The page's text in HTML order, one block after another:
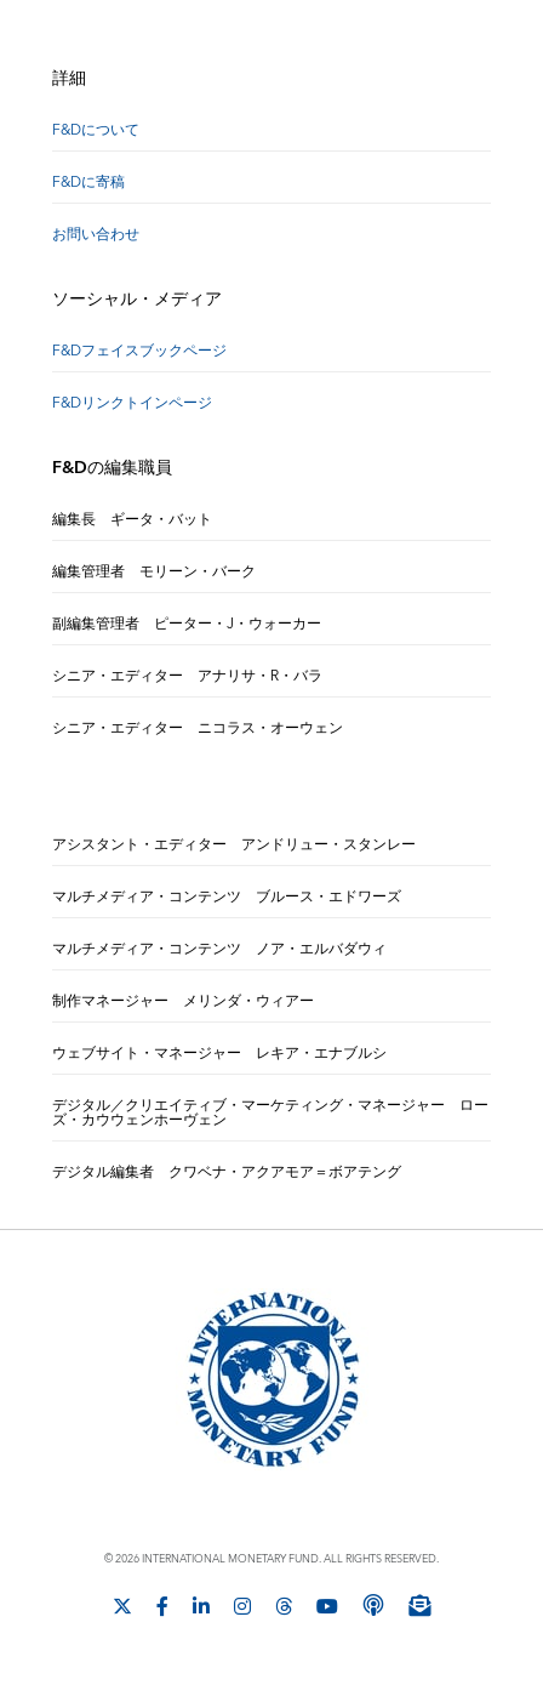
詳細
F&Dについて
F&Dに寄稿
お問い合わせ
ソーシャル・メディア
F&Dフェイスブックページ
F&Dリンクトインページ
F&Dの編集職員
編集長 ギータ・バット
編集管理者 モリーン・バーク
副編集管理者 ピーター・J・ウォーカー
シニア・エディター アナリサ・R・バラ
シニア・エディター ニコラス・オーウェン
アシスタント・エディター アンドリュー・スタンレー
マルチメディア・コンテンツ ブルース・エドワーズ
マルチメディア・コンテンツ ノア・エルバダウィ
制作マネージャー メリンダ・ウィアー
ウェブサイト・マネージャー レキア・エナブルシ
デジタル／クリエイティブ・マーケティング・マネージャー ロー
ズ・カウウェンホーヴェン
デジタル編集者 クワベナ・アクアモア＝ボアテング
© 2026 INTERNATIONAL MONETARY FUND. ALL RIGHTS RESERVED.